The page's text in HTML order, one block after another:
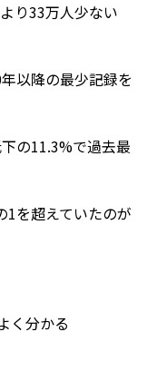
り33万人少ない
以降の最少記録を
の11.3%で過去最
1を超えていたのが
く分かる